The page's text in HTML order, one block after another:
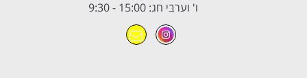
ו' וערבי חג: 15:00 - 9:30